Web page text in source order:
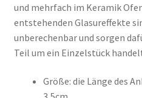
und mehrfach im Keramik
entstehenden Glasureffekte
unberechenbar und sorgen
Teil um ein Einzelstück
Größe: die Länge des